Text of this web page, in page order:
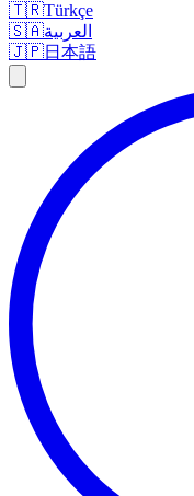
🇹🇷Türkçe
🇸🇦العربية
🇯🇵日本語